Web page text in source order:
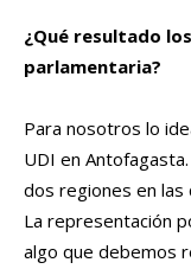
¿Qué resultado
parlamentaria?
Para nosotros lo
UDI en
dos regiones en
La representación
algo que debemos